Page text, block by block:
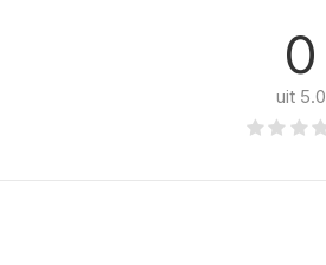
0
uit 5.0